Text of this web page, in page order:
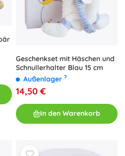
Geschenkset mit Häschen und
Schnullerhalter Blau 15 cm
Außenlager ?
14,50 €
In den Warenkorb